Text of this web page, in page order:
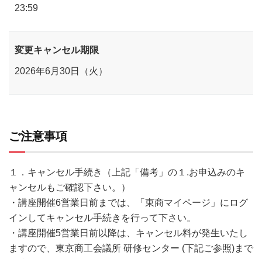
23:59
変更キャンセル期限
2026年6月30日（火）
ご注意事項
１．キャンセル手続き（上記「備考」の１.お申込みのキ
ャンセルもご確認下さい。）
・講座開催6営業日前までは、「東商マイページ」にログ
インしてキャンセル手続きを行って下さい。
・講座開催5営業日前以降は、キャンセル料が発生いたし
ますので、東京商工会議所 研修センター (下記ご参照)まで